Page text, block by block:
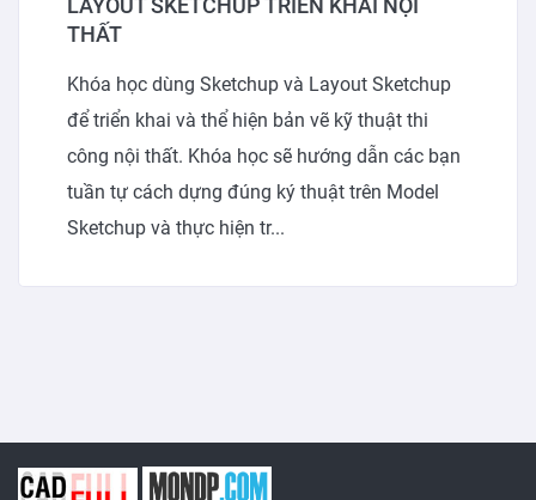
LAYOUT SKETCHUP TRIỂN KHAI NỘI
THẤT
Khóa học dùng Sketchup và Layout Sketchup
để triển khai và thể hiện bản vẽ kỹ thuật thi
công nội thất. Khóa học sẽ hướng dẫn các bạn
tuần tự cách dựng đúng ký thuật trên Model
Sketchup và thực hiện tr...